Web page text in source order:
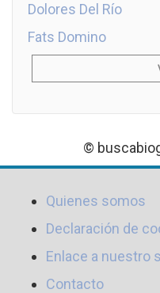
Dolores Del Río
Fats Domino
©
Quienes somos
Declaración de
Enlace a nuestro
Contacto